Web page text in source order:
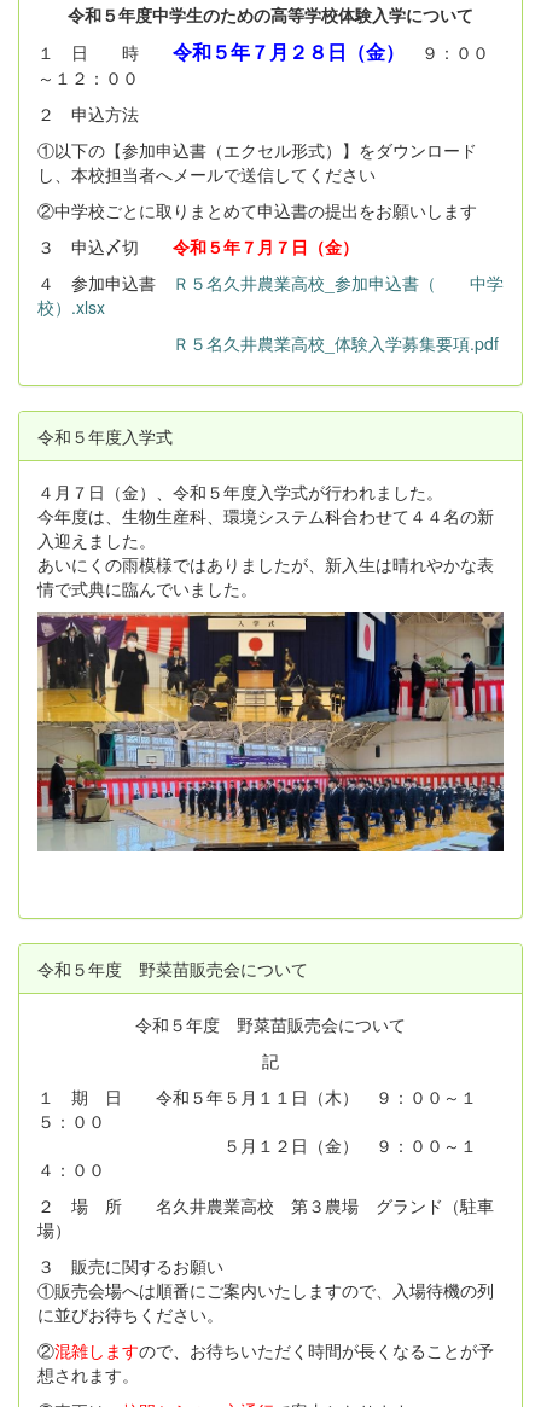
令和５年度中学生のための高等学校体験入学について
１ 日 時 令和５年７月２８日（金）
９：００
～１２：００
２ 申込方法
①以下の【参加申込書（エクセル形式）】をダウンロード
し、本校担当者へメールで送信してください
②中学校ごとに取りまとめて申込書の提出をお願いします
３ 申込〆切 令和５年７月７日（金）
４ 参加申込書
Ｒ５名久井農業高校_参加申込書（ 中学
校）.xlsx
Ｒ５名久井農業高校_体験入学募集要項.pdf
令和５年度入学式
４月７日（金）、令和５年度入学式が行われました。
今年度は、生物生産科、環境システム科合わせて４４名の新
入迎えました。
あいにくの雨模様ではありましたが、新入生は晴れやかな表
情で式典に臨んでいました。
令和５年度 野菜苗販売会について
令和５年度 野菜苗販売会について
記
１ 期 日 令和５年５月１１日（木） ９：００～１
５：００
５月１２日（金） ９：００～１
４：００
２ 場 所 名久井農業高校 第３農場 グランド（駐車
場）
３ 販売に関するお願い
①販売会場へは順番にご案内いたしますので、入場待機の列
に並びお待ちください。
②混雑しますので、お待ちいただく時間が長くなることが予
想されます。